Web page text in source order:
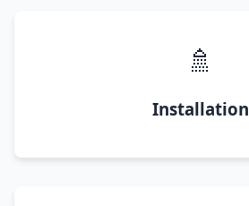
🚿
Installation